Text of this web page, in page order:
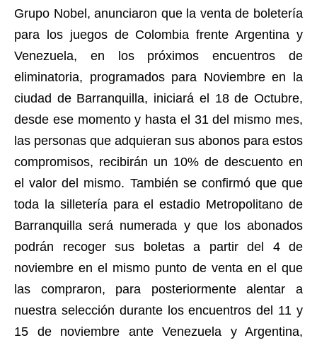
Grupo Nobel, anunciaron que la venta de boletería
para los juegos de Colombia frente Argentina y
Venezuela, en los próximos encuentros de
eliminatoria, programados para Noviembre en la
ciudad de Barranquilla, iniciará el 18 de Octubre,
desde ese momento y hasta el 31 del mismo mes,
las personas que adquieran sus abonos para estos
compromisos, recibirán un 10% de descuento en
el valor del mismo. También se confirmó que que
toda la silletería para el estadio Metropolitano de
Barranquilla será numerada y que los abonados
podrán recoger sus boletas a partir del 4 de
noviembre en el mismo punto de venta en el que
las compraron, para posteriormente alentar a
nuestra selección durante los encuentros del 11 y
15 de noviembre ante Venezuela y Argentina,